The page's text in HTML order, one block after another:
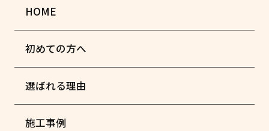
HOME
初めての方へ
選ばれる理由
施工事例